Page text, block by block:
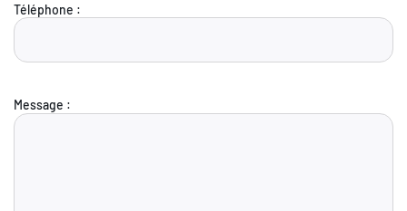
Téléphone :
Message :